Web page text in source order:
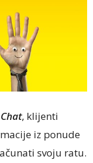
, klijenti
iz ponude
svoju ratu.